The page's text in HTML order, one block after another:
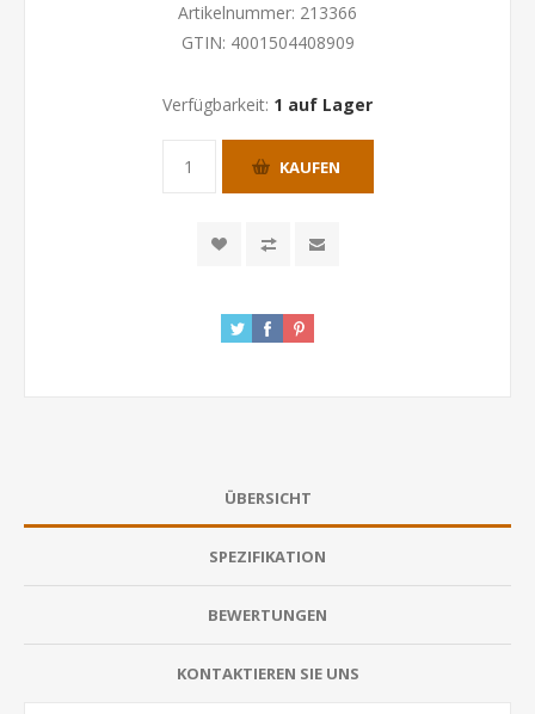
Artikelnummer: 213366
GTIN: 4001504408909
Verfügbarkeit: 1 auf Lager
KAUFEN
ÜBERSICHT
SPEZIFIKATION
BEWERTUNGEN
KONTAKTIEREN SIE UNS